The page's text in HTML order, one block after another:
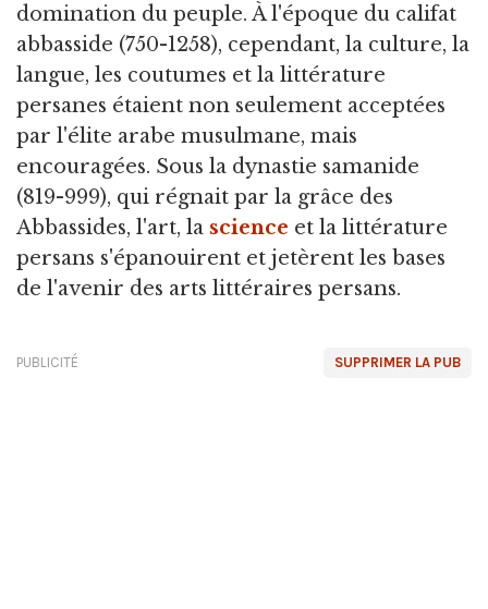
domination du peuple. À l'époque du califat
abbasside (750-1258), cependant, la culture, la
langue, les coutumes et la littérature
persanes étaient non seulement acceptées
par l'élite arabe musulmane, mais
encouragées. Sous la dynastie samanide
(819-999), qui régnait par la grâce des
Abbassides, l'art, la science et la littérature
persans s'épanouirent et jetèrent les bases
de l'avenir des arts littéraires persans.
SUPPRIMER LA PUB
PUBLICITÉ